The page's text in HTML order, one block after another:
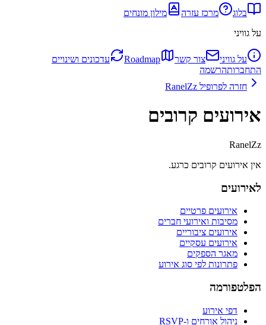
בלוג מרכז עזרה
מילון מונחים
על גוויני
על גוויני צור קשר Roadmap
עדכונים ושינויים
התחברותהרשמה
חזרה לפרופיל RanelZz
אירועים קרובים
RanelZz
אין אירועים קרובים כרגע.
לאירועים
אירועים פרטיים
מסיבות ואירועי חברים
אירועים ציבוריים
אירועים עסקיים
מאגר הספקים
פתרונות לפי סוג אירוע
הפלטפורמה
דפי אירוע
ניהול אורחים ו-RSVP